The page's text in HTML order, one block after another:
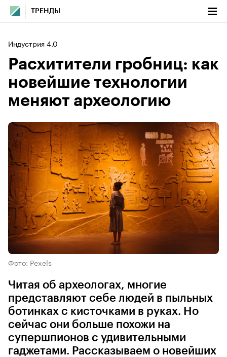
ТРЕНДЫ
Индустрия 4.0
Расхитители гробниц: как
новейшие технологии
меняют археологию
Фото: Pexels
Читая об археологах, многие
представляют себе людей в пыльных
ботинках с кисточками в руках. Но
сейчас они больше похожи на
супершпионов с удивительными
гаджетами. Рассказываем о новейших